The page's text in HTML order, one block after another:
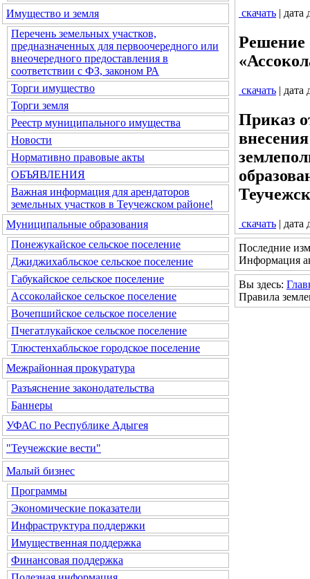
Имущество и земля
Перечень земельных участков,
предназначенных для первоочередного или
внеочередного предоставления в
соответствии с ФЗ, законом РА
Торги имущество
Торги земля
Реестр муниципального имущества
Новости
Нормативно правовые акты
ОБЪЯВЛЕНИЯ
Важная информация для арендаторов
земельных участков в Теучежском районе!
Муниципальные образования
Понежукайское сельское поселение
Джиджихабльское сельское поселение
Габукайское сельское поселение
Ассоколайское сельское поселение
Вочепшийское сельское поселение
Пчегатлукайское сельское поселение
Тлюстенхабльское городское поселение
Межрайонная прокуратура
Разъяснение законодательства
Баннеры
УФАС по Республике Адыгея
"Теучежские вести"
Малый бизнес
Программы
Экономические показатели
Инфраструктура поддержки
Имущественная поддержка
Финансовая поддержка
скачать | дата
Решение
скачать | дата
Приказ
скачать | дата
Последние
Информация
Вы здесь:
Правила